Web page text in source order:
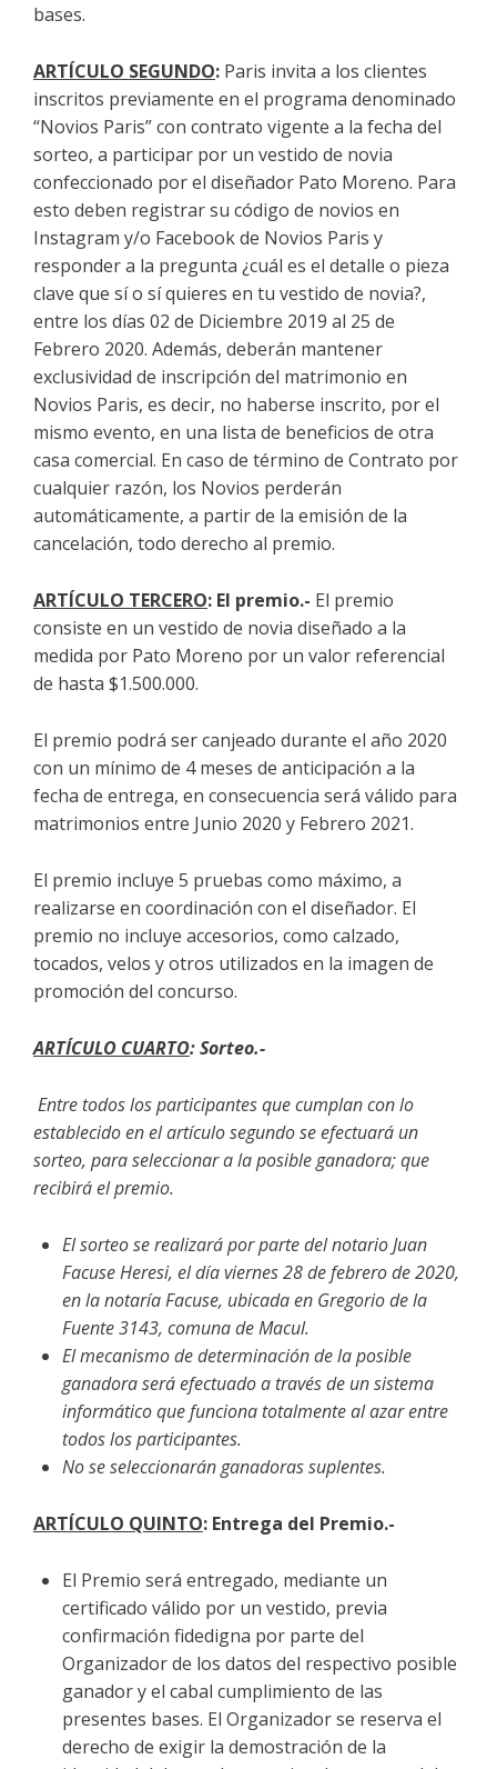
bases.
ARTÍCULO SEGUNDO: Paris invita a los clientes
inscritos previamente en el programa denominado
“Novios Paris” con contrato vigente a la fecha del
sorteo, a participar por un vestido de novia
confeccionado por el diseñador Pato Moreno. Para
esto deben registrar su código de novios en
Instagram y/o Facebook de Novios Paris y
responder a la pregunta ¿cuál es el detalle o pieza
clave que sí o sí quieres en tu vestido de novia?,
entre los días 02 de Diciembre 2019 al 25 de
Febrero 2020. Además, deberán mantener
exclusividad de inscripción del matrimonio en
Novios Paris, es decir, no haberse inscrito, por el
mismo evento, en una lista de beneficios de otra
casa comercial. En caso de término de Contrato por
cualquier razón, los Novios perderán
automáticamente, a partir de la emisión de la
cancelación, todo derecho al premio.
ARTÍCULO TERCERO: El premio.- El premio
consiste en un vestido de novia diseñado a la
medida por Pato Moreno por un valor referencial
de hasta $1.500.000.
El premio podrá ser canjeado durante el año 2020
con un mínimo de 4 meses de anticipación a la
fecha de entrega, en consecuencia será válido para
matrimonios entre Junio 2020 y Febrero 2021.
El premio incluye 5 pruebas como máximo, a
realizarse en coordinación con el diseñador. El
premio no incluye accesorios, como calzado,
tocados, velos y otros utilizados en la imagen de
promoción del concurso.
ARTÍCULO CUARTO: Sorteo.-
Entre todos los participantes que cumplan con lo
establecido en el artículo segundo se efectuará un
sorteo, para seleccionar a la posible ganadora; que
recibirá el premio.
El sorteo se realizará por parte del notario Juan
Facuse Heresi, el día viernes 28 de febrero de 2020,
en la notaría Facuse, ubicada en Gregorio de la
Fuente 3143, comuna de Macul.
El mecanismo de determinación de la posible
ganadora será efectuado a través de un sistema
informático que funciona totalmente al azar entre
todos los participantes.
No se seleccionarán ganadoras suplentes.
ARTÍCULO QUINTO: Entrega del Premio.-
El Premio será entregado, mediante un
certificado válido por un vestido, previa
confirmación fidedigna por parte del
Organizador de los datos del respectivo posible
ganador y el cabal cumplimiento de las
presentes bases. El Organizador se reserva el
derecho de exigir la demostración de la